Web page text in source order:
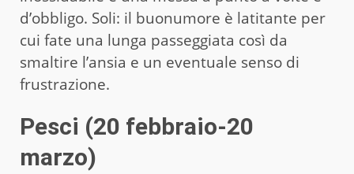
d’obbligo. Soli: il buonumore è latitante per
cui fate una lunga passeggiata così da
smaltire l’ansia e un eventuale senso di
frustrazione.
Pesci (20 febbraio-20
marzo)